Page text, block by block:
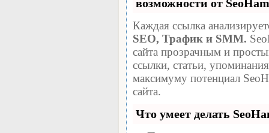
возможности от
Каждая ссылка
SEO, Трафик и SMM.
сайта прозрачным и
ссылки, статьи,
максимуму потенциал
сайта.
Что умеет делать